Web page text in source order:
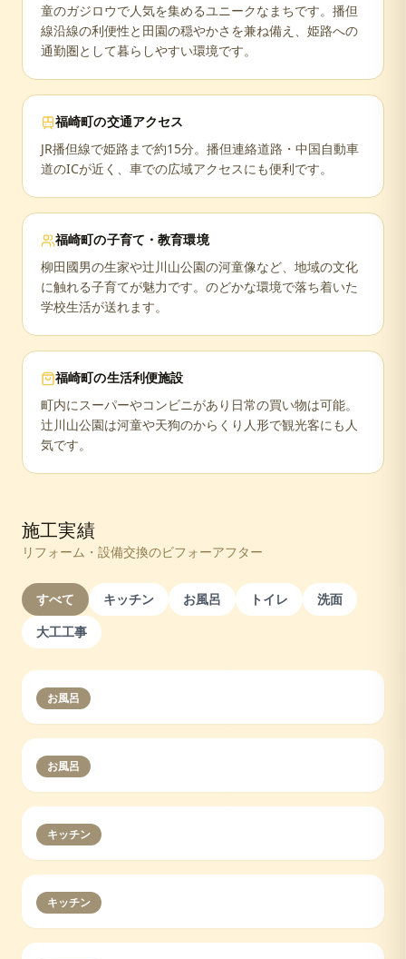
童のガジロウで人気を集めるユニークなまちです。播但
線沿線の利便性と田園の穏やかさを兼ね備え、姫路への
通勤圏として暮らしやすい環境です。
福崎町の交通アクセス
JR播但線で姫路まで約15分。播但連絡道路・中国自動車
道のICが近く、車での広域アクセスにも便利です。
福崎町の子育て・教育環境
柳田國男の生家や辻川山公園の河童像など、地域の文化
に触れる子育てが魅力です。のどかな環境で落ち着いた
学校生活が送れます。
福崎町の生活利便施設
町内にスーパーやコンビニがあり日常の買い物は可能。
辻川山公園は河童や天狗のからくり人形で観光客にも人
気です。
施工実績
リフォーム・設備交換のビフォーアフター
すべて キッチン お風呂 トイレ
洗面
大工工事
お風呂
お風呂
キッチン
キッチン